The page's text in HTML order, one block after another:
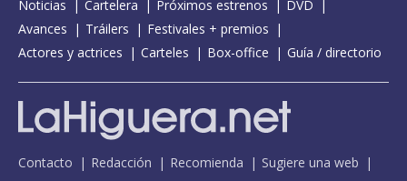
Noticias Cartelera Próximos estrenos
DVD
Avances
Tráilers
Festivales + premios
Actores y actrices
Carteles Box-office Guía / directorio
Contacto Redacción Recomienda
Sugiere una web